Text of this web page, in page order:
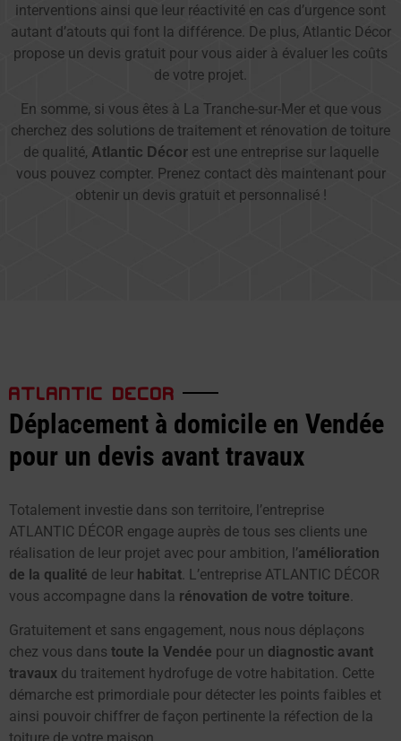
interventions ainsi que leur réactivité en cas d’urgence sont
autant d’atouts qui font la différence. De plus, Atlantic Décor
propose un devis gratuit pour vous aider à évaluer les coûts
de votre projet.
En somme, si vous êtes à La Tranche-sur-Mer et que vous
cherchez des solutions de traitement et rénovation de toiture
de qualité, Atlantic Décorest une entreprise sur laquelle
vous pouvez compter. Prenez contact dès maintenant pour
obtenir un devis gratuit et personnalisé !
ATLANTIC DECOR
Déplacement à domicile en Vendée
pour un devis avant travaux
Totalement investie dans son territoire, l’entreprise
ATLANTIC DÉCOR engage auprès de tous ses clients une
réalisation de leur projet avec pour ambition, l’amélioration
de la qualité de leur habitat . L’entreprise ATLANTIC DÉCOR
vous accompagne dans la rénovation de votre toiture
Gratuitement et sans engagement, nous nous déplaçons
chez vous dans toute la Vendée pour un diagnostic avant
travaux du traitement hydrofuge de votre habitation. Cette
démarche est primordiale pour détecter les points faibles et
ainsi pouvoir chiffrer de façon pertinente la réfection de la